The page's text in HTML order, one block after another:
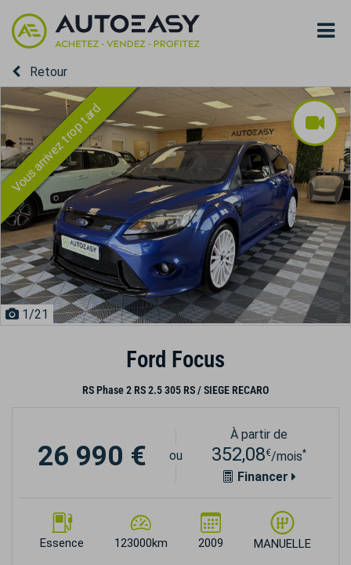
Retour
Vous arrivez trop tard
1/21
Ford Focus
RS Phase 2 RS 2.5 305 RS / SIEGE RECARO
Essence 123000km 2009 MANUELLE
26 990 € ou
À partir de
352,08€/mois*
Financer